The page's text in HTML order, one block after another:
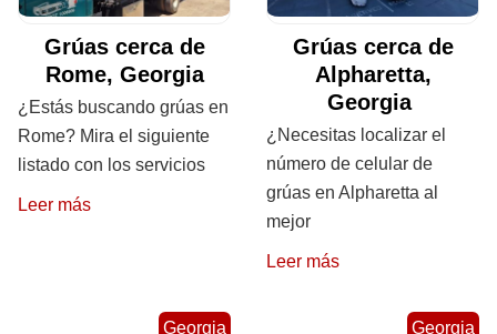
Grúas cerca de
Rome, Georgia
¿Estás buscando grúas en
Rome? Mira el siguiente
listado con los servicios
Leer más
Grúas cerca de
Alpharetta,
Georgia
¿Necesitas localizar el
número de celular de
grúas en Alpharetta al
mejor
Leer más
Georgia Georgia